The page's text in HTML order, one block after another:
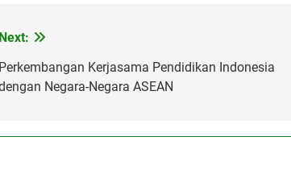
Next:
Perkembangan Kerjasama Pendidikan Indonesia
Negara-Negara ASEAN